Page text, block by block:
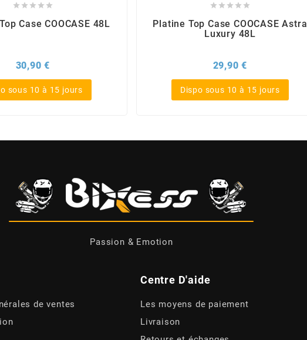
    
Case COOCASE 48L
30,90 €
sous 10 à 15 jours
    
Platine Top Case COOCASE Astra
Luxury 48L
29,90 €
Dispo sous 10 à 15 jours
Passion & Emotion
de ventes
Centre D'aide
Les moyens de paiement
Livraison